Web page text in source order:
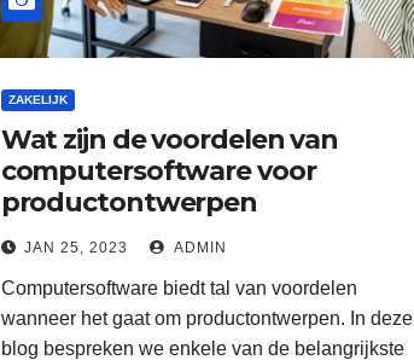
ZAKELIJK
Wat zijn de voordelen van
computersoftware voor
productontwerpen
JAN 25, 2023 ADMIN
Computersoftware biedt tal van voordelen
wanneer het gaat om productontwerpen. In deze
blog bespreken we enkele van de belangrijkste